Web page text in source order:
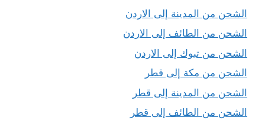
الشحن من المدينة إلى الاردن
الشحن من الطائف إلى الاردن
الشحن من تبوك إلى الاردن
الشحن من مكة إلى قطر
الشحن من المدينة إلى قطر
الشحن من الطائف إلى قطر